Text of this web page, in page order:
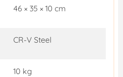
46 × 35 × 10 cm
CR-V Steel
10 kg